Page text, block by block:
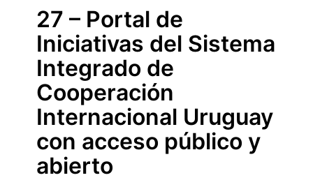
27 – Portal de
Iniciativas del Sistema
Integrado de
Cooperación
Internacional Uruguay
con acceso público y
abierto